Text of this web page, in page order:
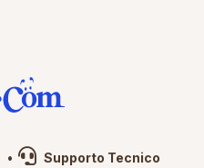
Supporto Tecnico